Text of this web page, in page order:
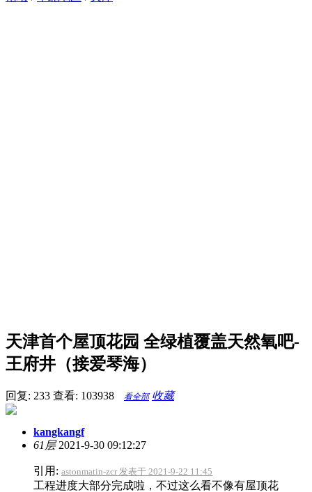
天津首个屋顶花园 全绿植覆盖天然氧吧-
王府井（接爱琴海）
回复: 233 查看: 103938 看全部 收藏
kangkangf
61层2021-9-30 09:12:27
引用: astonmatin-zcr 发表于 2021-9-22 11:45
工程进度大部分完成啦，不过这么看不像有屋顶花